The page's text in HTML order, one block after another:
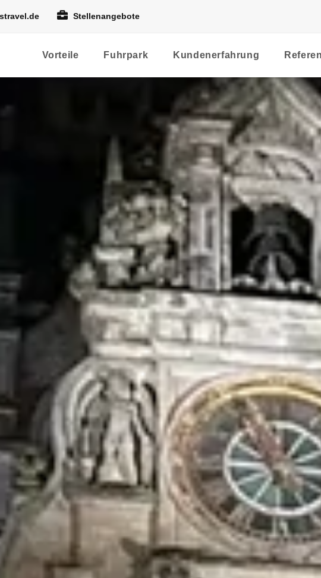
Stellenangebote
Vorteile Fuhrpark Kundenerfahrung